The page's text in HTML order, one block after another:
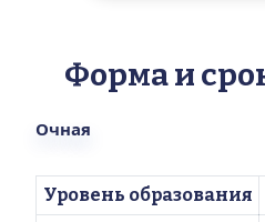
Форма и
Очная
Уровень образования